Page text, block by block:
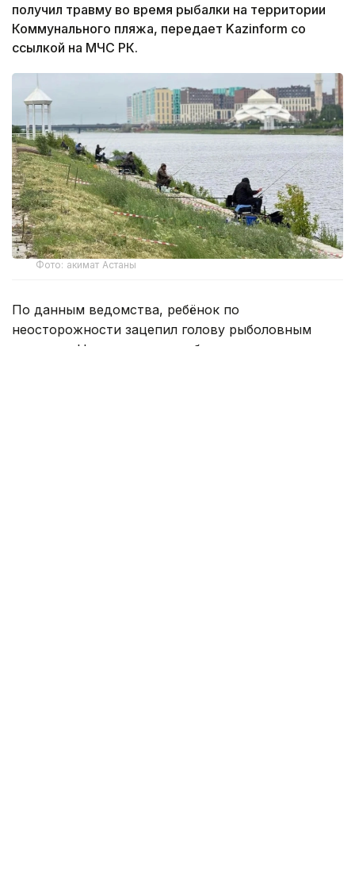
получил травму во время рыбалки на территории
Коммунального пляжа, передает Kazinform со
ссылкой на МЧС РК.
Фото: акимат Астаны
По данным ведомства, ребёнок по
неосторожности зацепил голову рыболовным
крючком. Находившиеся поблизости спасатели,